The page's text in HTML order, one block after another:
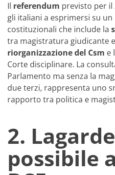
Il referendum previsto per il
gli italiani a esprimersi su
costituzionali che include la
tra magistratura giudicante
riorganizzazione del Csm e
Corte disciplinare. La
Parlamento ma senza la
due terzi, rappresenta uno
rapporto tra politica e
2.
possibile